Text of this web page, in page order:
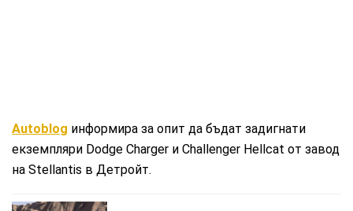
Autoblog информира за опит да бъдат задигнати
екземпляри Dodge Charger и Challenger Hellcat от завод
на Stellantis в Детройт.